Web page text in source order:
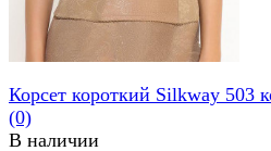
Корсет короткий Silkway 503
(0)
В наличии